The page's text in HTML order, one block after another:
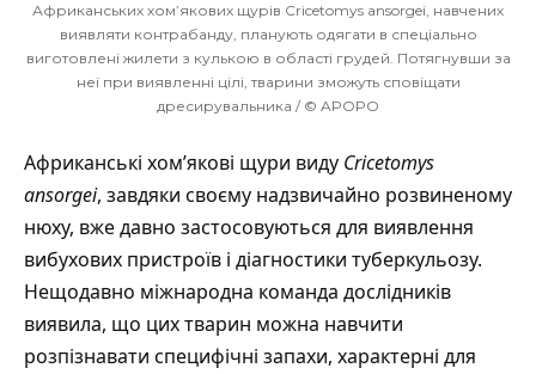
Африканських хом’якових щурів Cricetomys ansorgei, навчених
виявляти контрабанду, планують одягати в спеціально
виготовлені жилети з кулькою в області грудей. Потягнувши за
неї при виявленні цілі, тварини зможуть сповіщати
дресирувальника / © APOPO
Африканські хом’якові щури виду Cricetomys
ansorgei, завдяки своєму надзвичайно розвиненому
нюху, вже давно застосовуються для виявлення
вибухових пристроїв і діагностики туберкульозу.
Нещодавно міжнародна команда дослідників
виявила, що цих тварин можна навчити
розпізнавати специфічні запахи, характерні для